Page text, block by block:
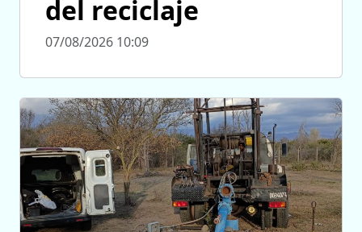
del reciclaje
07/08/2026 10:09